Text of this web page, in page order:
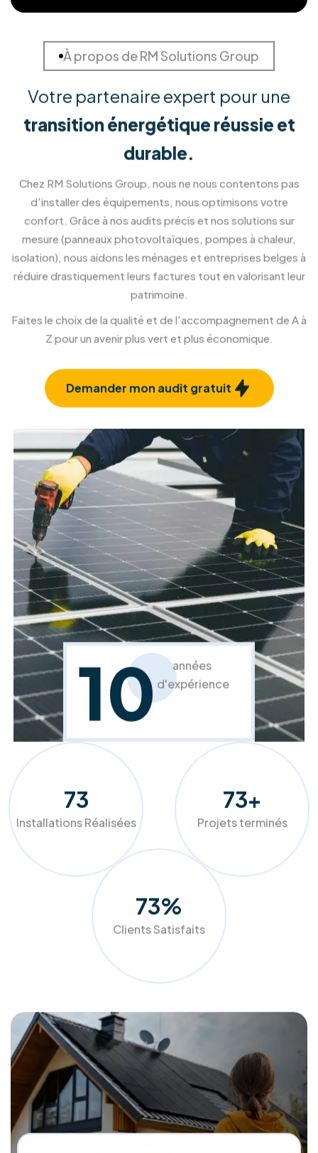
Installation de Pergola et
Créez un nouvel espace de vie ouvert sur
l'extérieur.
En savoir plus
Rénovation et isolation façade
Confort et esthétique, à l'intérieur comme à
l'extérieur.
En savoir plus
Rénovation et isolation toiture
confort.
En savoir plus
À propos de RM Solutions Group
Votre partenaire expert pour une
transition énergétique réussie et
durable.
Chez RM Solutions Group, nous ne nous contentons pas
d'installer des équipements, nous optimisons votre
confort. Grâce à nos audits précis et nos solutions sur
mesure (panneaux photovoltaïques, pompes à chaleur,
isolation), nous aidons les ménages et entreprises belges à
réduire drastiquement leurs factures tout en valorisant leur
patrimoine.
Faites le choix de la qualité et de l'accompagnement de A à
Z pour un avenir plus vert et plus économique.
Demander mon audit gratuit